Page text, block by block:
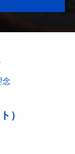
念
）